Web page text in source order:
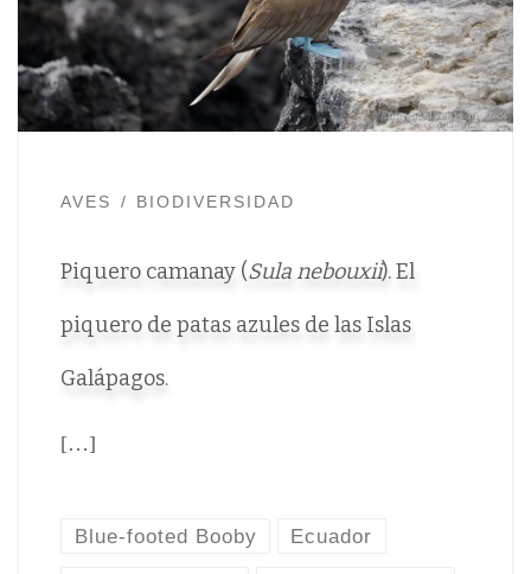
AVES BIODIVERSIDAD
Piquero camanay (Sula nebouxii). El
piquero de patas azules de las Islas
Galápagos.
[…]
Blue-footed Booby Ecuador